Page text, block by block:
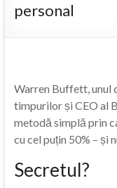
personal
Warren Buffett, unul
timpurilor și CEO al
metodă simplă prin
cu cel puțin 50% – și
Secretul?